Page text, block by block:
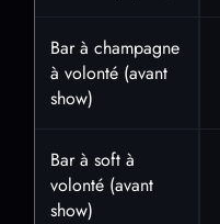
Bar à champagne
à volonté (avant
show)
Bar à soft à
volonté (avant
show)